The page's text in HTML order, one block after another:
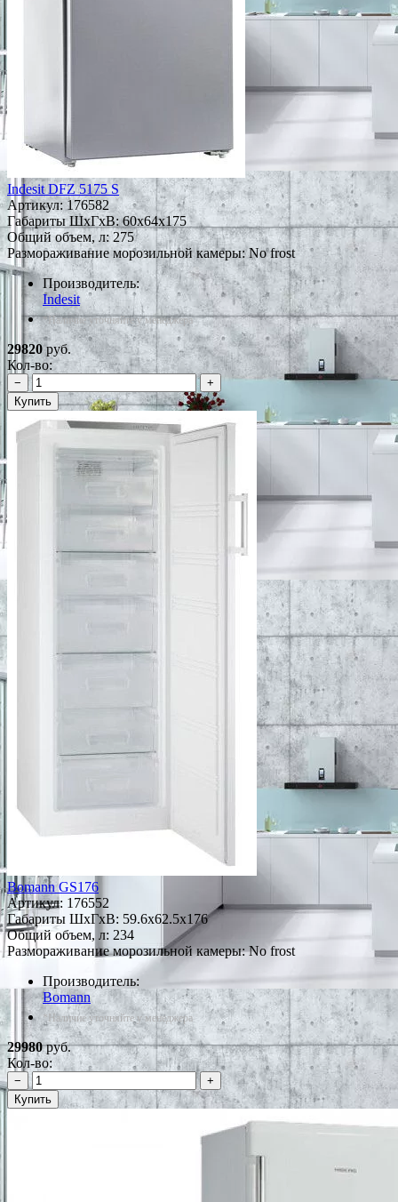
Indesit DFZ 5175 S
Артикул: 176582
Габариты ШxГxВ: 60x64x175
Общий объем, л: 275
Размораживание морозильной камеры: No frost
Производитель:
Indesit
*Наличие уточняйте у менеджера
29820руб.
Кол-во:
−
+
Купить
Bomann GS176
Артикул: 176552
Габариты ШxГxВ: 59.6x62.5x176
Общий объем, л: 234
Размораживание морозильной камеры: No frost
Производитель:
Bomann
*Наличие уточняйте у менеджера
29980руб.
Кол-во:
−
+
Купить